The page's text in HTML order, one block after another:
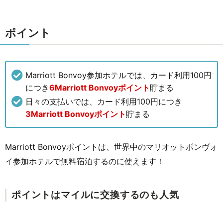
ポイント
Marriott Bonvoy参加ホテルでは、カード利⽤100円
につき6Marriott Bonvoyポイント 貯まる
⽇々の支払いでは、カード利⽤100円につき
3Marriott Bonvoyポイント 貯まる
Marriott Bonvoyポイントは、世界中のマリオットボンヴォ
イ参加ホテルで無料宿泊するのに使えます！
ポイントはマイルに交換するのも人気